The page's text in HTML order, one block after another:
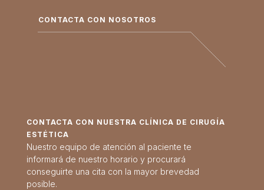
CONTACTA CON NOSOTROS
CONTACTA CON NUESTRA CLÍNICA DE CIRUGÍA
ESTÉTICA
Nuestro equipo de atención al paciente te
informará de nuestro horario y procurará
conseguirte una cita con la mayor brevedad
posible.